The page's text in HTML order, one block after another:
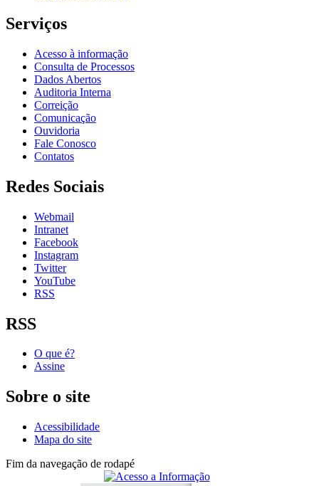
Serviços
Acesso à informação
Consulta de Processos
Dados Abertos
Auditoria Interna
Correição
Comunicação
Ouvidoria
Fale Conosco
Contatos
Redes Sociais
Webmail
Intranet
Facebook
Instagram
Twitter
YouTube
RSS
RSS
O que é?
Assine
Sobre o site
Acessibilidade
Mapa do site
Fim da navegação de rodapé